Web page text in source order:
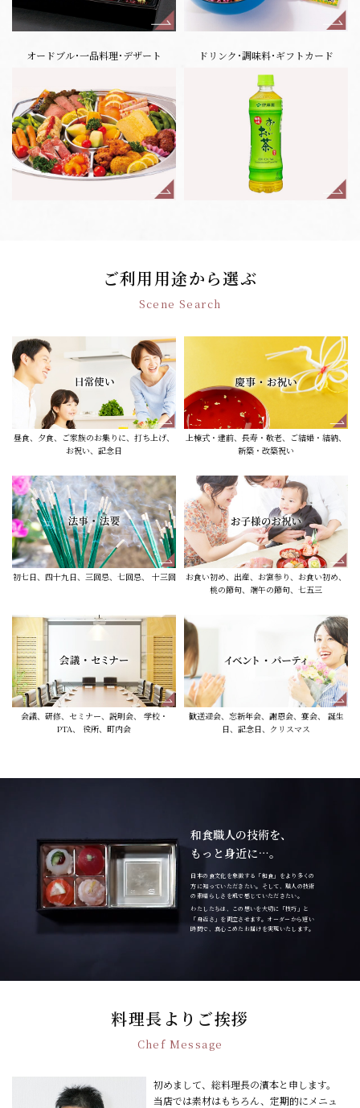
オードブル･一品料理･デザート ドリンク･調味料･ギフトカード
ご利用用途から選ぶ
Scene Search
昼食、夕食、ご家族のお集りに、打ち上げ、
お祝い、記念日
上棟式・建前、長寿・敬老、ご結婚・結納、
新築・改築祝い
初七日、四十九日、三回忌、七回忌、 十三回
お食い初め、出産、お宮参り、お食い初め、
桃の節句、端午の節句、七五三
会議、研修、セミナー、説明会、 学校・
PTA、 役所、町内会
歓送迎会、忘新年会、謝恩会、宴会、 誕生
日、記念日、クリスマス
和食職人の技術を、
もっと身近に…。
日本の食文化を象徴する「和食」をより多くの
方に知っていただきたい。
そして、職人の技術
の素晴らしさを肌で感じていただきたい。
わたしたちは、この想いを大切に「技巧」と
「身近さ」を両立させます。 オーダーから短い
時間で、真心こめたお届けを実現いたします。
料理長よりご挨拶
Chef Message
初めまして、総料理長の濱本と申します。
当店では素材はもちろん、定期的にメニュ